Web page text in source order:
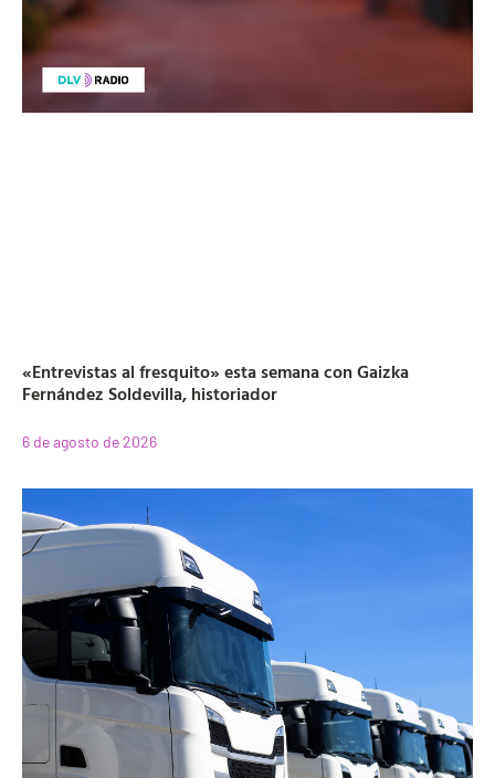
«Entrevistas al fresquito» esta semana con Gaizka
Fernández Soldevilla, historiador
6 de agosto de 2026